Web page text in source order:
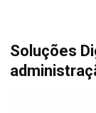
Soluções